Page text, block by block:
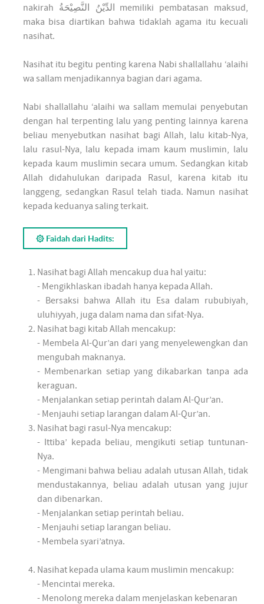
nakirah الدِّيْنُ النَّصِيْحَةُ
memiliki pembatasan maksud,
maka bisa diartikan bahwa tidaklah agama itu kecuali
nasihat.
Nasihat itu begitu penting karena Nabi shallallahu ‘alaihi
wa sallam menjadikannya bagian dari agama.
Nabi shallallahu ‘alaihi wa sallam memulai penyebutan
dengan hal terpenting lalu yang penting lainnya karena
beliau menyebutkan nasihat bagi Allah, lalu kitab-Nya,
lalu rasul-Nya, lalu kepada imam kaum muslimin, lalu
kepada kaum muslimin secara umum. Sedangkan kitab
Allah didahulukan daripada Rasul, karena kitab itu
langgeng, sedangkan Rasul telah tiada. Namun nasihat
kepada keduanya saling terkait.
۞ Faidah dari Hadits:
Nasihat bagi Allah mencakup dua hal yaitu:
- Mengikhlaskan ibadah hanya kepada Allah.
- Bersaksi bahwa Allah itu Esa dalam rububiyah,
uluhiyyah, juga dalam nama dan sifat-Nya.
Nasihat bagi kitab Allah mencakup:
- Membela Al-Qur’an dari yang menyelewengkan dan
mengubah maknanya.
- Membenarkan setiap yang dikabarkan tanpa ada
keraguan.
- Menjalankan setiap perintah dalam Al-Qur’an.
- Menjauhi setiap larangan dalam Al-Qur’an.
Nasihat bagi rasul-Nya mencakup:
- Ittiba’ kepada beliau, mengikuti setiap tuntunan-
Nya.
- Mengimani bahwa beliau adalah utusan Allah, tidak
mendustakannya, beliau adalah utusan yang jujur
dan dibenarkan.
- Menjalankan setiap perintah beliau.
- Menjauhi setiap larangan beliau.
- Membela syari’atnya.
Nasihat kepada ulama kaum muslimin mencakup:
- Mencintai mereka.
- Menolong mereka dalam menjelaskan kebenaran